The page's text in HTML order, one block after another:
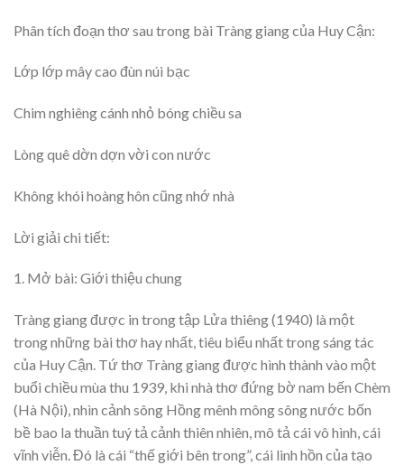
Phân tích đoạn thơ sau trong bài Tràng giang của Huy Cận:
Lớp lớp mây cao đùn núi bạc
Chim nghiêng cánh nhỏ bóng chiều sa
Lòng quê dờn dợn vời con nước
Không khói hoàng hôn cũng nhớ nhà
Lời giải chi tiết:
1. Mở bài: Giới thiệu chung
Tràng giang được in trong tập Lửa thiêng (1940) là một
trong những bài thơ hay nhất, tiêu biểu nhất trong sáng tác
của Huy Cận. Tứ thơ Tràng giang được hình thành vào một
buổi chiều mùa thu 1939, khi nhà thơ đứng bờ nam bến Chèm
(Hà Nội), nhìn cảnh sông Hồng mênh mông sông nước bốn
bề bao la thuần tuý tả cảnh thiên nhiên, mô tả cái vô hình, cái
vĩnh viễn. Đó là cái “thế giới bên trong”, cái linh hồn của tạo